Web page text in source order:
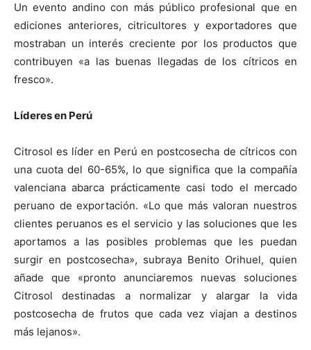
Un evento andino con más público profesional que en
ediciones anteriores, citricultores y exportadores que
mostraban un interés creciente por los productos que
contribuyen «a las buenas llegadas de los cítricos en
fresco».
Líderes en Perú
Citrosol es líder en Perú en postcosecha de cítricos con
una cuota del 60-65%, lo que significa que la compañía
valenciana abarca prácticamente casi todo el mercado
peruano de exportación. «Lo que más valoran nuestros
clientes peruanos es el servicio y las soluciones que les
aportamos a las posibles problemas que les puedan
surgir en postcosecha», subraya Benito Orihuel, quien
añade que «pronto anunciaremos nuevas soluciones
Citrosol destinadas a normalizar y alargar la vida
postcosecha de frutos que cada vez viajan a destinos
más lejanos».